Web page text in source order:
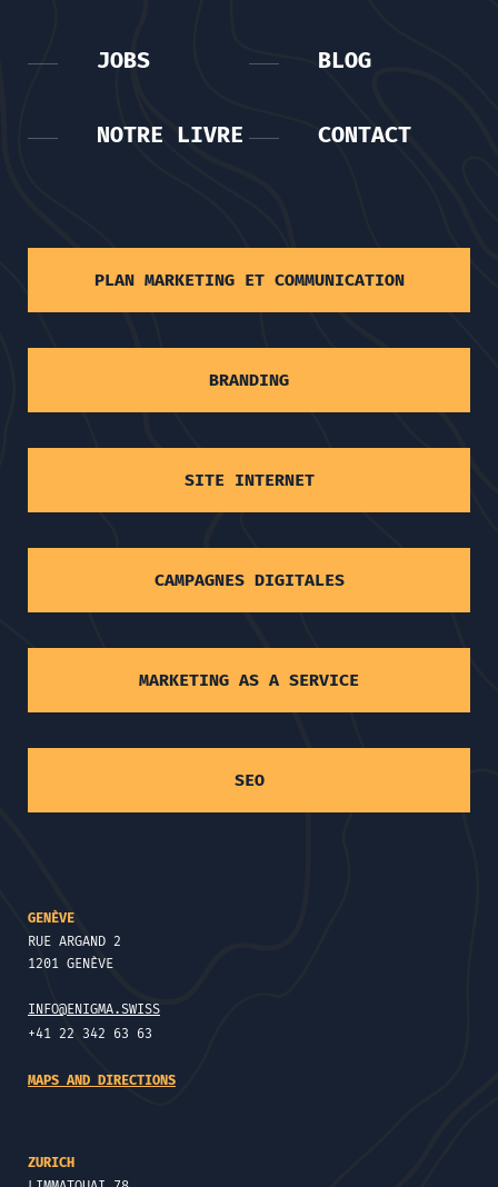
JOBS BLOG
NOTRE LIVRE CONTACT
PLAN MARKETING ET COMMUNICATION
BRANDING
SITE INTERNET
CAMPAGNES DIGITALES
MARKETING AS A SERVICE
SEO
GENÈVE
RUE ARGAND 2
1201 GENÈVE
INFO@ENIGMA.SWISS
+41 22 342 63 63
MAPS AND DIRECTIONS
ZURICH